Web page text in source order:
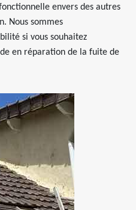
envers des autres
Nous sommes
si vous souhaitez
en réparation de la fuite de